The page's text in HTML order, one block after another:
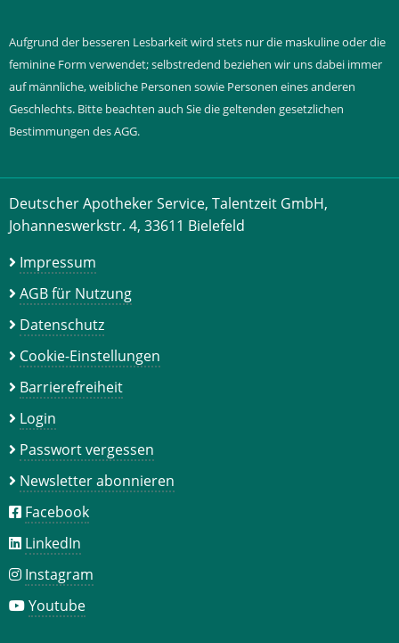
Aufgrund der besseren Lesbarkeit wird stets nur die maskuline oder die
feminine Form verwendet; selbstredend beziehen wir uns dabei immer
auf männliche, weibliche Personen sowie Personen eines anderen
Geschlechts. Bitte beachten auch Sie die geltenden gesetzlichen
Bestimmungen des AGG.
Deutscher Apotheker Service, Talentzeit GmbH,
Johanneswerkstr. 4, 33611 Bielefeld
Impressum
AGB für Nutzung
Datenschutz
Cookie-Einstellungen
Barrierefreiheit
Login
Passwort vergessen
Newsletter abonnieren
Facebook
LinkedIn
Instagram
Youtube